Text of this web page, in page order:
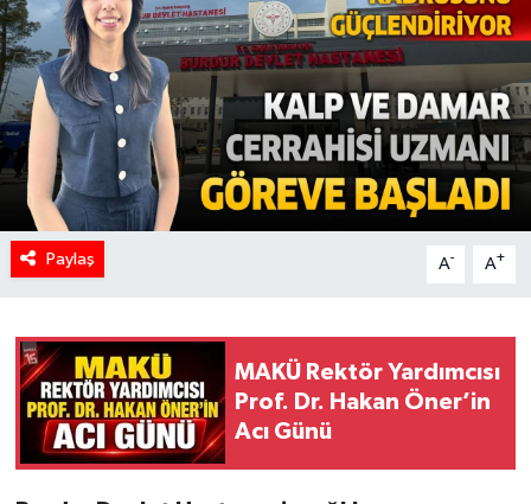
Paylaş A- A+
MAKÜ Rektör Yardımcısı
Prof. Dr. Hakan Öner’in
Acı Günü